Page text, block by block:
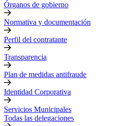
Órganos de gobierno
Normativa y documentación
Perfil del contratante
Transparencia
Plan de medidas antifraude
Identidad Corporativa
Servicios Municipales
Todas las delegaciones